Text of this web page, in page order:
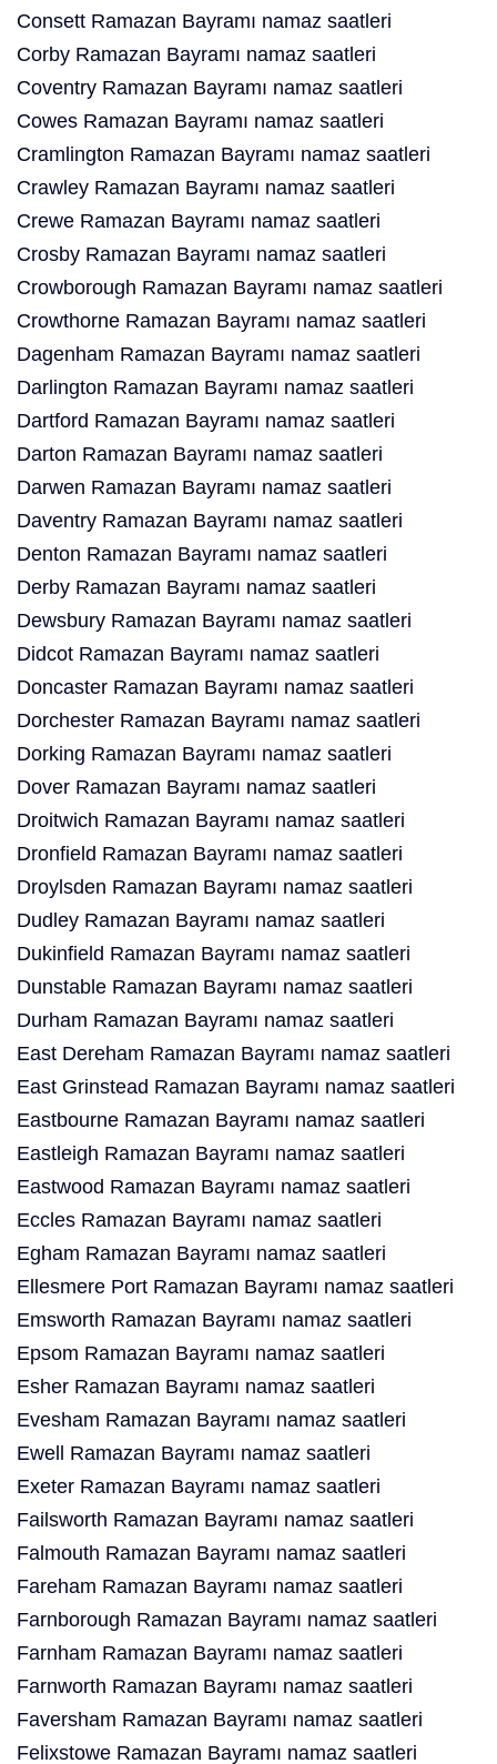
Consett Ramazan Bayramı namaz saatleri
Corby Ramazan Bayramı namaz saatleri
Coventry Ramazan Bayramı namaz saatleri
Cowes Ramazan Bayramı namaz saatleri
Cramlington Ramazan Bayramı namaz saatleri
Crawley Ramazan Bayramı namaz saatleri
Crewe Ramazan Bayramı namaz saatleri
Crosby Ramazan Bayramı namaz saatleri
Crowborough Ramazan Bayramı namaz saatleri
Crowthorne Ramazan Bayramı namaz saatleri
Dagenham Ramazan Bayramı namaz saatleri
Darlington Ramazan Bayramı namaz saatleri
Dartford Ramazan Bayramı namaz saatleri
Darton Ramazan Bayramı namaz saatleri
Darwen Ramazan Bayramı namaz saatleri
Daventry Ramazan Bayramı namaz saatleri
Denton Ramazan Bayramı namaz saatleri
Derby Ramazan Bayramı namaz saatleri
Dewsbury Ramazan Bayramı namaz saatleri
Didcot Ramazan Bayramı namaz saatleri
Doncaster Ramazan Bayramı namaz saatleri
Dorchester Ramazan Bayramı namaz saatleri
Dorking Ramazan Bayramı namaz saatleri
Dover Ramazan Bayramı namaz saatleri
Droitwich Ramazan Bayramı namaz saatleri
Dronfield Ramazan Bayramı namaz saatleri
Droylsden Ramazan Bayramı namaz saatleri
Dudley Ramazan Bayramı namaz saatleri
Dukinfield Ramazan Bayramı namaz saatleri
Dunstable Ramazan Bayramı namaz saatleri
Durham Ramazan Bayramı namaz saatleri
East Dereham Ramazan Bayramı namaz saatleri
East Grinstead Ramazan Bayramı namaz saatleri
Eastbourne Ramazan Bayramı namaz saatleri
Eastleigh Ramazan Bayramı namaz saatleri
Eastwood Ramazan Bayramı namaz saatleri
Eccles Ramazan Bayramı namaz saatleri
Egham Ramazan Bayramı namaz saatleri
Ellesmere Port Ramazan Bayramı namaz saatleri
Emsworth Ramazan Bayramı namaz saatleri
Epsom Ramazan Bayramı namaz saatleri
Esher Ramazan Bayramı namaz saatleri
Evesham Ramazan Bayramı namaz saatleri
Ewell Ramazan Bayramı namaz saatleri
Exeter Ramazan Bayramı namaz saatleri
Failsworth Ramazan Bayramı namaz saatleri
Falmouth Ramazan Bayramı namaz saatleri
Fareham Ramazan Bayramı namaz saatleri
Farnborough Ramazan Bayramı namaz saatleri
Farnham Ramazan Bayramı namaz saatleri
Farnworth Ramazan Bayramı namaz saatleri
Faversham Ramazan Bayramı namaz saatleri
Felixstowe Ramazan Bayramı namaz saatleri